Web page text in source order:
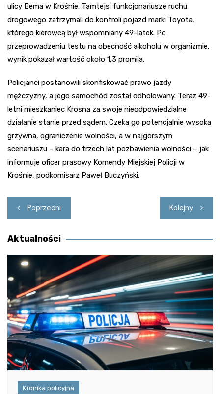
ulicy Bema w Krośnie. Tamtejsi funkcjonariusze ruchu
drogowego zatrzymali do kontroli pojazd marki Toyota,
którego kierowcą był wspomniany 49-latek. Po
przeprowadzeniu testu na obecność alkoholu w organizmie,
wynik pokazał wartość około 1,3 promila.
Policjanci postanowili skonfiskować prawo jazdy
mężczyzny, a jego samochód został odholowany. Teraz 49-
letni mieszkaniec Krosna za swoje nieodpowiedzialne
działanie stanie przed sądem. Czeka go potencjalnie wysoka
grzywna, ograniczenie wolności, a w najgorszym
scenariuszu – kara do trzech lat pozbawienia wolności – jak
informuje oficer prasowy Komendy Miejskiej Policji w
Krośnie, podkomisarz Paweł Buczyński.
Nawigacja
wpisu
Poprzedni Kolejny
Aktualności
Kronika policyjna